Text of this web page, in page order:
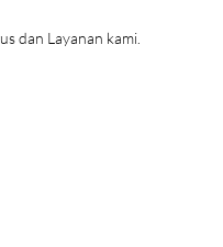
dan Layanan kami.